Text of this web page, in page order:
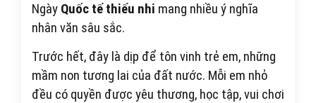
Ngày Quốc tế thiếu nhi mang nhiều ý nghĩa
nhân văn sâu sắc.
Trước hết, đây là dịp để tôn vinh trẻ em, những
mầm non tương lai của đất nước. Mỗi em nhỏ
đều có quyền được yêu thương, học tập, vui chơi